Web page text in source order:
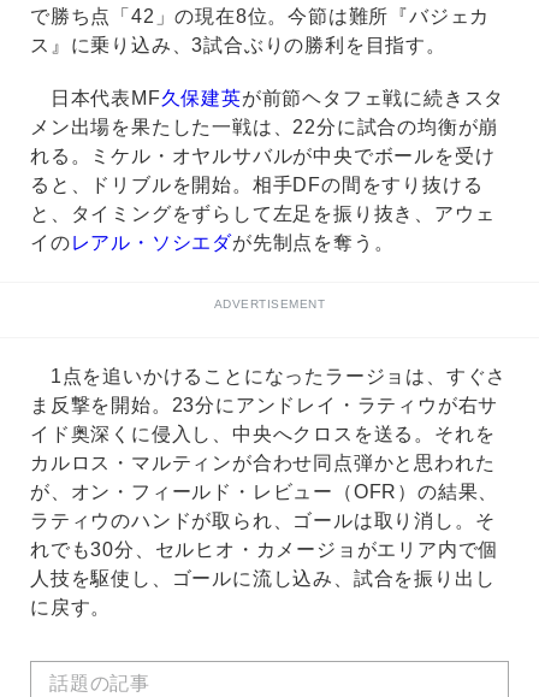
で勝ち点「42」の現在8位。今節は難所『バジェカ
ス』に乗り込み、3試合ぶりの勝利を目指す。
日本代表MF久保建英が前節ヘタフェ戦に続きスタ
メン出場を果たした一戦は、22分に試合の均衡が崩
れる。ミケル・オヤルサバルが中央でボールを受け
ると、ドリブルを開始。相手DFの間をすり抜ける
と、タイミングをずらして左足を振り抜き、アウェ
イのレアル・ソシエダが先制点を奪う。
ADVERTISEMENT
1点を追いかけることになったラージョは、すぐさ
ま反撃を開始。23分にアンドレイ・ラティウが右サ
イド奥深くに侵入し、中央へクロスを送る。それを
カルロス・マルティンが合わせ同点弾かと思われた
が、オン・フィールド・レビュー（OFR）の結果、
ラティウのハンドが取られ、ゴールは取り消し。そ
れでも30分、セルヒオ・カメージョがエリア内で個
人技を駆使し、ゴールに流し込み、試合を振り出し
に戻す。
話題の記事